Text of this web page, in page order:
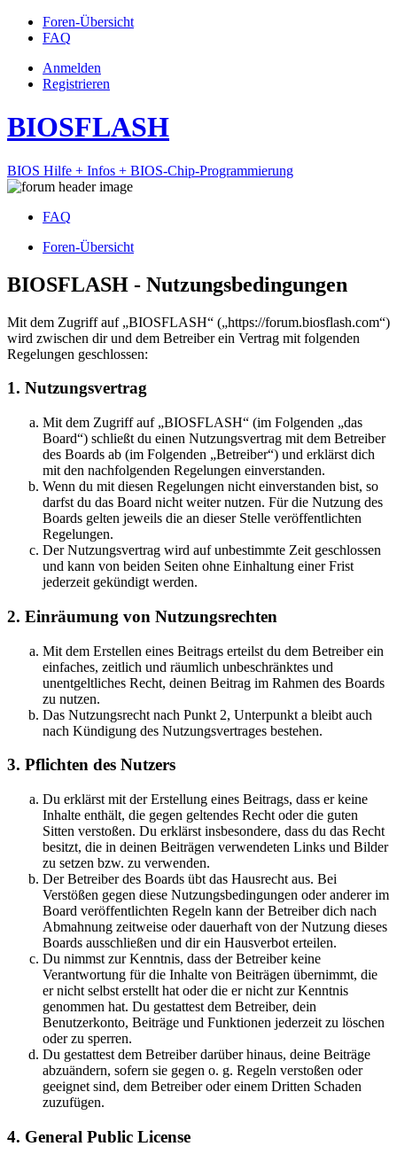
Foren-Übersicht
FAQ
Anmelden
Registrieren
BIOSFLASH
BIOS Hilfe + Infos + BIOS-Chip-Programmierung
FAQ
Foren-Übersicht
BIOSFLASH - Nutzungsbedingungen
Mit dem Zugriff auf „BIOSFLASH“ („https://forum.biosflash.com“)
wird zwischen dir und dem Betreiber ein Vertrag mit folgenden
Regelungen geschlossen:
1. Nutzungsvertrag
Mit dem Zugriff auf „BIOSFLASH“ (im Folgenden „das
Board“) schließt du einen Nutzungsvertrag mit dem Betreiber
des Boards ab (im Folgenden „Betreiber“) und erklärst dich
mit den nachfolgenden Regelungen einverstanden.
Wenn du mit diesen Regelungen nicht einverstanden bist, so
darfst du das Board nicht weiter nutzen. Für die Nutzung des
Boards gelten jeweils die an dieser Stelle veröffentlichten
Regelungen.
Der Nutzungsvertrag wird auf unbestimmte Zeit geschlossen
und kann von beiden Seiten ohne Einhaltung einer Frist
jederzeit gekündigt werden.
2. Einräumung von Nutzungsrechten
Mit dem Erstellen eines Beitrags erteilst du dem Betreiber ein
einfaches, zeitlich und räumlich unbeschränktes und
unentgeltliches Recht, deinen Beitrag im Rahmen des Boards
zu nutzen.
Das Nutzungsrecht nach Punkt 2, Unterpunkt a bleibt auch
nach Kündigung des Nutzungsvertrages bestehen.
3. Pflichten des Nutzers
Du erklärst mit der Erstellung eines Beitrags, dass er keine
Inhalte enthält, die gegen geltendes Recht oder die guten
Sitten verstoßen. Du erklärst insbesondere, dass du das Recht
besitzt, die in deinen Beiträgen verwendeten Links und Bilder
zu setzen bzw. zu verwenden.
Der Betreiber des Boards übt das Hausrecht aus. Bei
Verstößen gegen diese Nutzungsbedingungen oder anderer im
Board veröffentlichten Regeln kann der Betreiber dich nach
Abmahnung zeitweise oder dauerhaft von der Nutzung dieses
Boards ausschließen und dir ein Hausverbot erteilen.
Du nimmst zur Kenntnis, dass der Betreiber keine
Verantwortung für die Inhalte von Beiträgen übernimmt, die
er nicht selbst erstellt hat oder die er nicht zur Kenntnis
genommen hat. Du gestattest dem Betreiber, dein
Benutzerkonto, Beiträge und Funktionen jederzeit zu löschen
oder zu sperren.
Du gestattest dem Betreiber darüber hinaus, deine Beiträge
abzuändern, sofern sie gegen o. g. Regeln verstoßen oder
geeignet sind, dem Betreiber oder einem Dritten Schaden
zuzufügen.
4. General Public License